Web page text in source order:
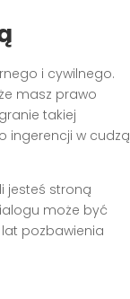
i cywilnego.
masz prawo
takiej
ingerencji w cudzą
jesteś stroną
może być
pozbawienia